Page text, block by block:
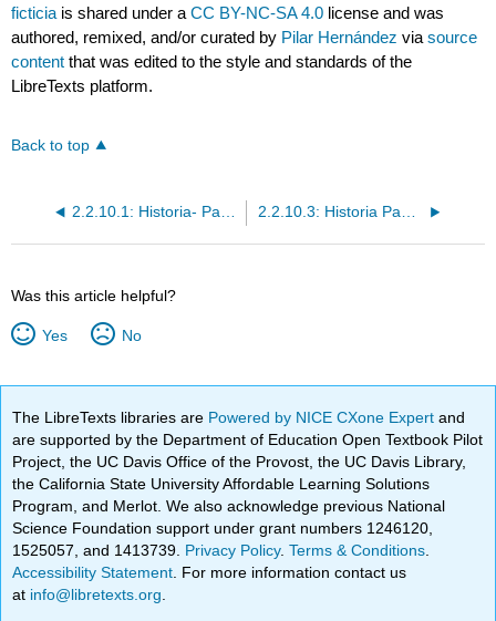
ficticia is shared under aCC BY-NC-SA 4.0 license and was
authored, remixed, and/or curated by Pilar Hernández viasource
content that was edited to the style and standards of the
LibreTexts platform.
Back to top
2.2.10.1: Historia- Paloma Cumpleaños semi-ficticia 2.2.10.3: Historia Pablo semi-ficticia
Was this article helpful?
Yes No
The LibreTexts libraries are Powered by NICE CXone Expertand
are supported by the Department of Education Open Textbook Pilot
Project, the UC Davis Office of the Provost, the UC Davis Library,
the California State University Affordable Learning Solutions
Program, and Merlot. We also acknowledge previous National
Science Foundation support under grant numbers 1246120,
1525057, and 1413739. Privacy Policy.Terms & Conditions
Accessibility Statement . For more information contact us
at info@libretexts.org